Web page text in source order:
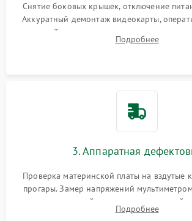
Снятие боковых крышек, отключение
Аккуратный демонтаж видеокарты,
кулеров. Тщательная очистка корпуса и
с помощью сжатого воздуха для
Подробнее
3. Аппаратная
Проверка материнской платы на вздутые
прогары. Замер напряжений
оперативной памяти и накопителей
диагностического ПО для выявления
Подробнее